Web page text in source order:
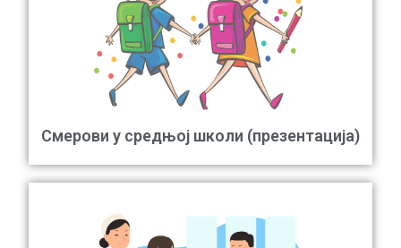
Смерови у средњој школи (презентација)